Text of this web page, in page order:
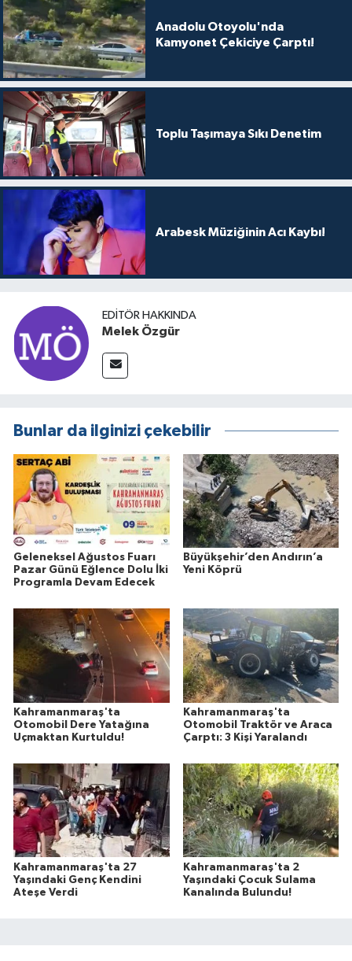
Anadolu Otoyolu'nda
Kamyonet Çekiciye Çarptı!
Toplu Taşımaya Sıkı Denetim
Arabesk Müziğinin Acı Kaybı!
EDITÖR HAKKINDA
Melek Özgür
Bunlar da ilginizi çekebilir
Geleneksel Ağustos Fuarı
Pazar Günü Eğlence Dolu İki
Programla Devam Edecek
Büyükşehir’den Andırın’a
Yeni Köprü
Kahramanmaraş'ta
Otomobil Dere Yatağına
Uçmaktan Kurtuldu!
Kahramanmaraş'ta
Otomobil Traktör ve Araca
Çarptı: 3 Kişi Yaralandı
Kahramanmaraş'ta 27
Yaşındaki Genç Kendini
Ateşe Verdi
Kahramanmaraş'ta 2
Yaşındaki Çocuk Sulama
Kanalında Bulundu!